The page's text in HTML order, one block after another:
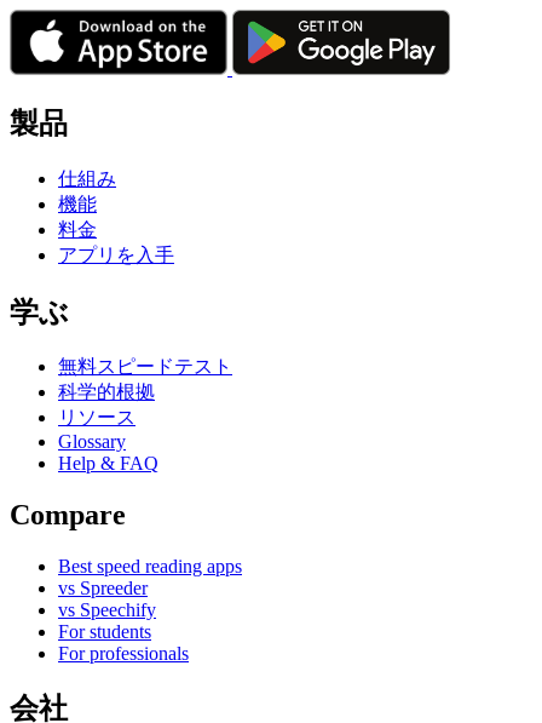
製品
仕組み
機能
料金
アプリを入手
学ぶ
無料スピードテスト
科学的根拠
リソース
Glossary
Help & FAQ
Compare
Best speed reading apps
vs Spreeder
vs Speechify
For students
For professionals
会社